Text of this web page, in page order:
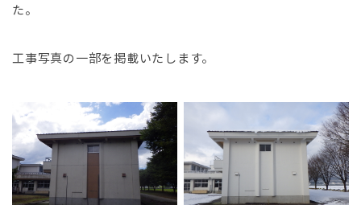
た。
工事写真の一部を掲載いたします。